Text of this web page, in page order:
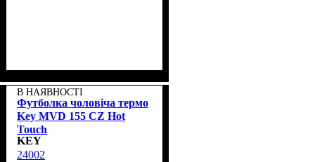
В НАЯВНОСТІ
Футболка чоловіча термо
Key MVD 155 CZ Hot
Touch
KEY
24002